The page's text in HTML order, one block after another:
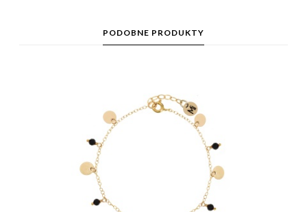
PODOBNE PRODUKTY